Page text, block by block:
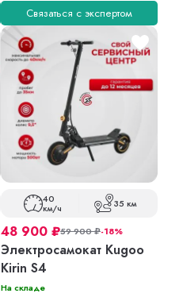
Связаться с экспертом
40
км/ч 35 км
48 900 ₽59 900₽-18%
Электросамокат Kugoo
Kirin S4
На складе